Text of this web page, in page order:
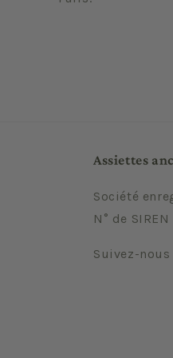
Assiettes
Société
N° de
Suivez-